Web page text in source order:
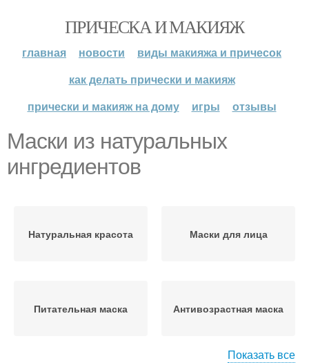
ПРИЧЕСКА И МАКИЯЖ
главная новости
виды макияжа и причесок
как делать прически и макияж
прически и макияж на дому
игры отзывы
Маски из натуральных
ингредиентов
Натуральная красота Маски для лица
Питательная маска Антивозрастная маска
Показать все